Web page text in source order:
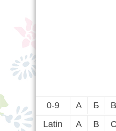
0-9 А Б В
Latin
A B C